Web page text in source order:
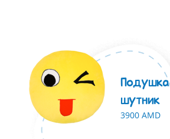
Подушка
шутник
3900 AMD